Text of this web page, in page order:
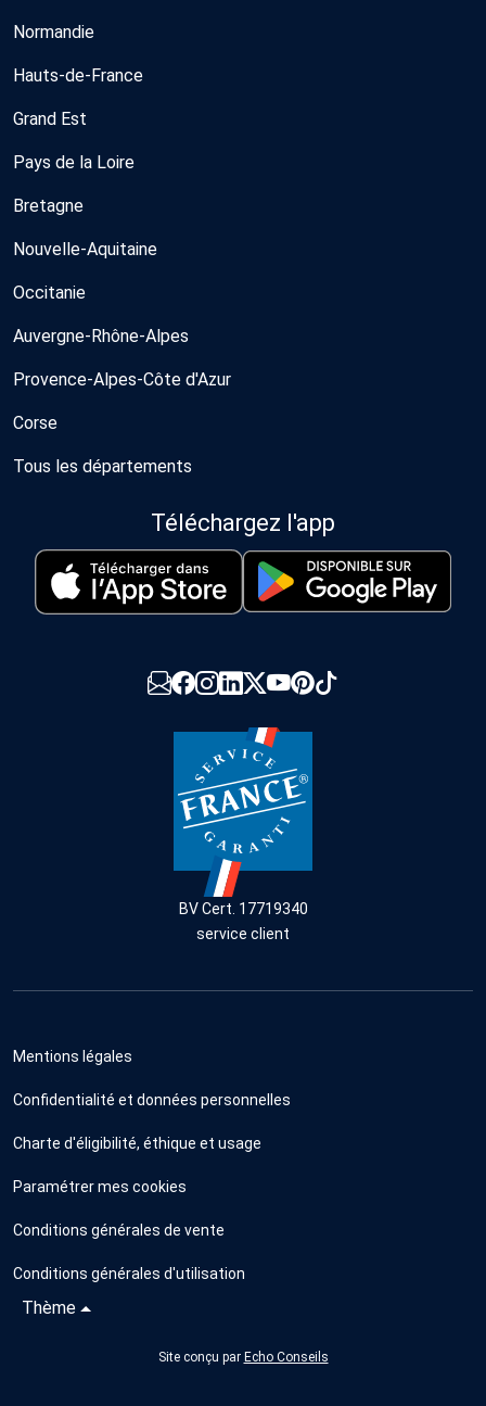
Normandie
Hauts-de-France
Grand Est
Pays de la Loire
Bretagne
Nouvelle-Aquitaine
Occitanie
Auvergne-Rhône-Alpes
Provence-Alpes-Côte d'Azur
Corse
Tous les départements
Téléchargez l'app
BV Cert. 17719340
service client
Mentions légales
Confidentialité et données personnelles
Charte d'éligibilité, éthique et usage
Paramétrer mes cookies
Conditions générales de vente
Conditions générales d'utilisation
Thème
Site conçu par Echo Conseils